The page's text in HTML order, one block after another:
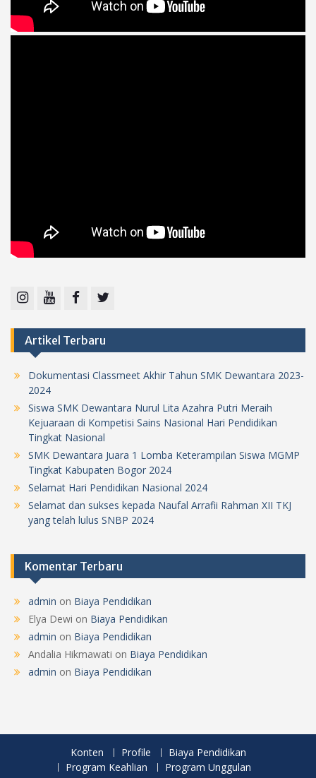
Artikel Terbaru
Dokumentasi Classmeet Akhir Tahun SMK Dewantara 2023-
2024
Siswa SMK Dewantara Nurul Lita Azahra Putri Meraih
Kejuaraan di Kompetisi Sains Nasional Hari Pendidikan
Tingkat Nasional
SMK Dewantara Juara 1 Lomba Keterampilan Siswa MGMP
Tingkat Kabupaten Bogor 2024
Selamat Hari Pendidikan Nasional 2024
Selamat dan sukses kepada Naufal Arrafii Rahman XII TKJ
yang telah lulus SNBP 2024
Komentar Terbaru
admin on Biaya Pendidikan
Elya Dewi on Biaya Pendidikan
admin on Biaya Pendidikan
Andalia Hikmawati on Biaya Pendidikan
admin on Biaya Pendidikan
Konten Profile
Biaya Pendidikan
Program Keahlian
Program Unggulan